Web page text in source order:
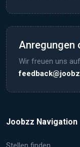
Anregungen
Wir freuen uns
Joobzz Navigation